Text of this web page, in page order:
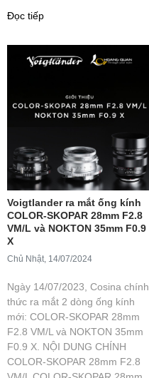
Đọc tiếp
Voigtlander ra mắt ống kính
COLOR-SKOPAR 28mm F2.8
VM/L và NOKTON 35mm F0.9
X
Chủ Nhật, 14/07/2024
Ngày 14/07/2023, Cosina chính
thức ra mắt 2 dòng ống kính
mới: COLOR-SKOPAR 28mm
F2.8 VM/L và NOKTON 35mm
F0.9 X. NỘI DUNG CHÍNH
COLOR-SKOPAR 28mm F2.8